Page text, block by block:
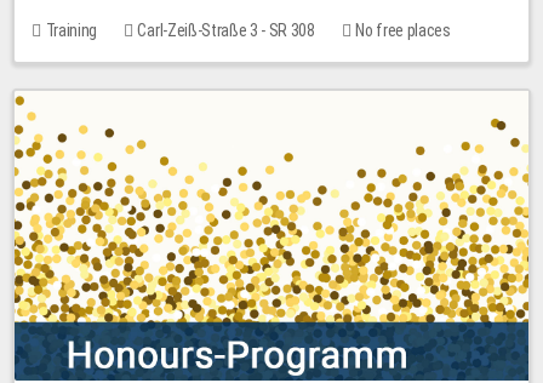
Training Carl-Zeiß-Straße 3 - SR 308 No free places